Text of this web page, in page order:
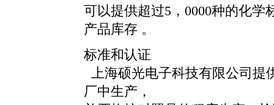
可以提供超过5，0000种的化学
产品库存 。
标准和认证
上海硕光电子科技有限公司提
厂中生产，